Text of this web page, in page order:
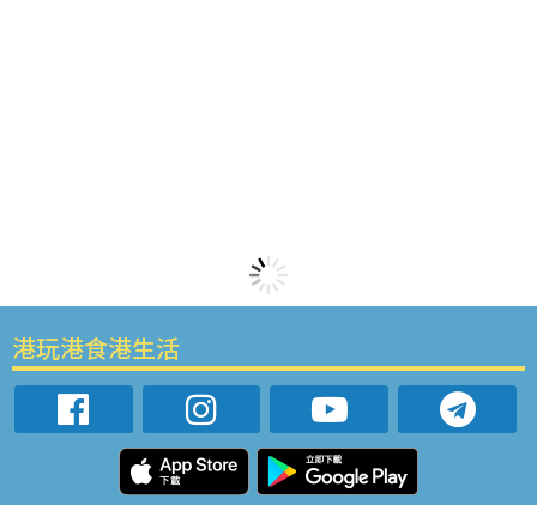
港玩港食港生活